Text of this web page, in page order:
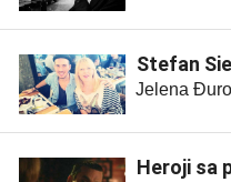
Stefan
Jelena
Heroji sa